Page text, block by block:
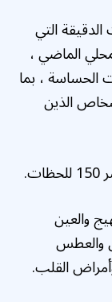
التي
الماضي ،
، بما
الذين
والعين
والعطس
القلب.